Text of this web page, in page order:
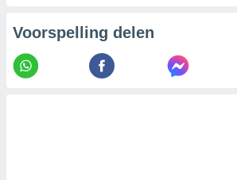
Voorspelling delen